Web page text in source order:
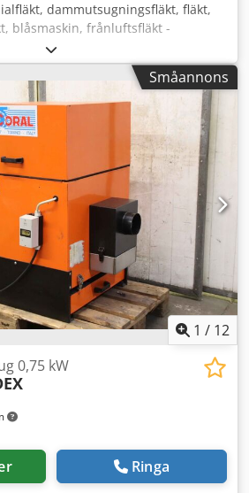
dammutsugningsfläkt, fläkt,
blåsmaskin, frånluftsfläkt -
Radialfläkt typ DG 63 b - Motor:
min - Volymflöde: 6 m³/min / 360
Ø 58 mm - Anslutning: Utlopp Ø
H360 mm - Vikt: 9,2 kg Cedpfxst
Småannons
1 / 12
0,75 kW
Ringa